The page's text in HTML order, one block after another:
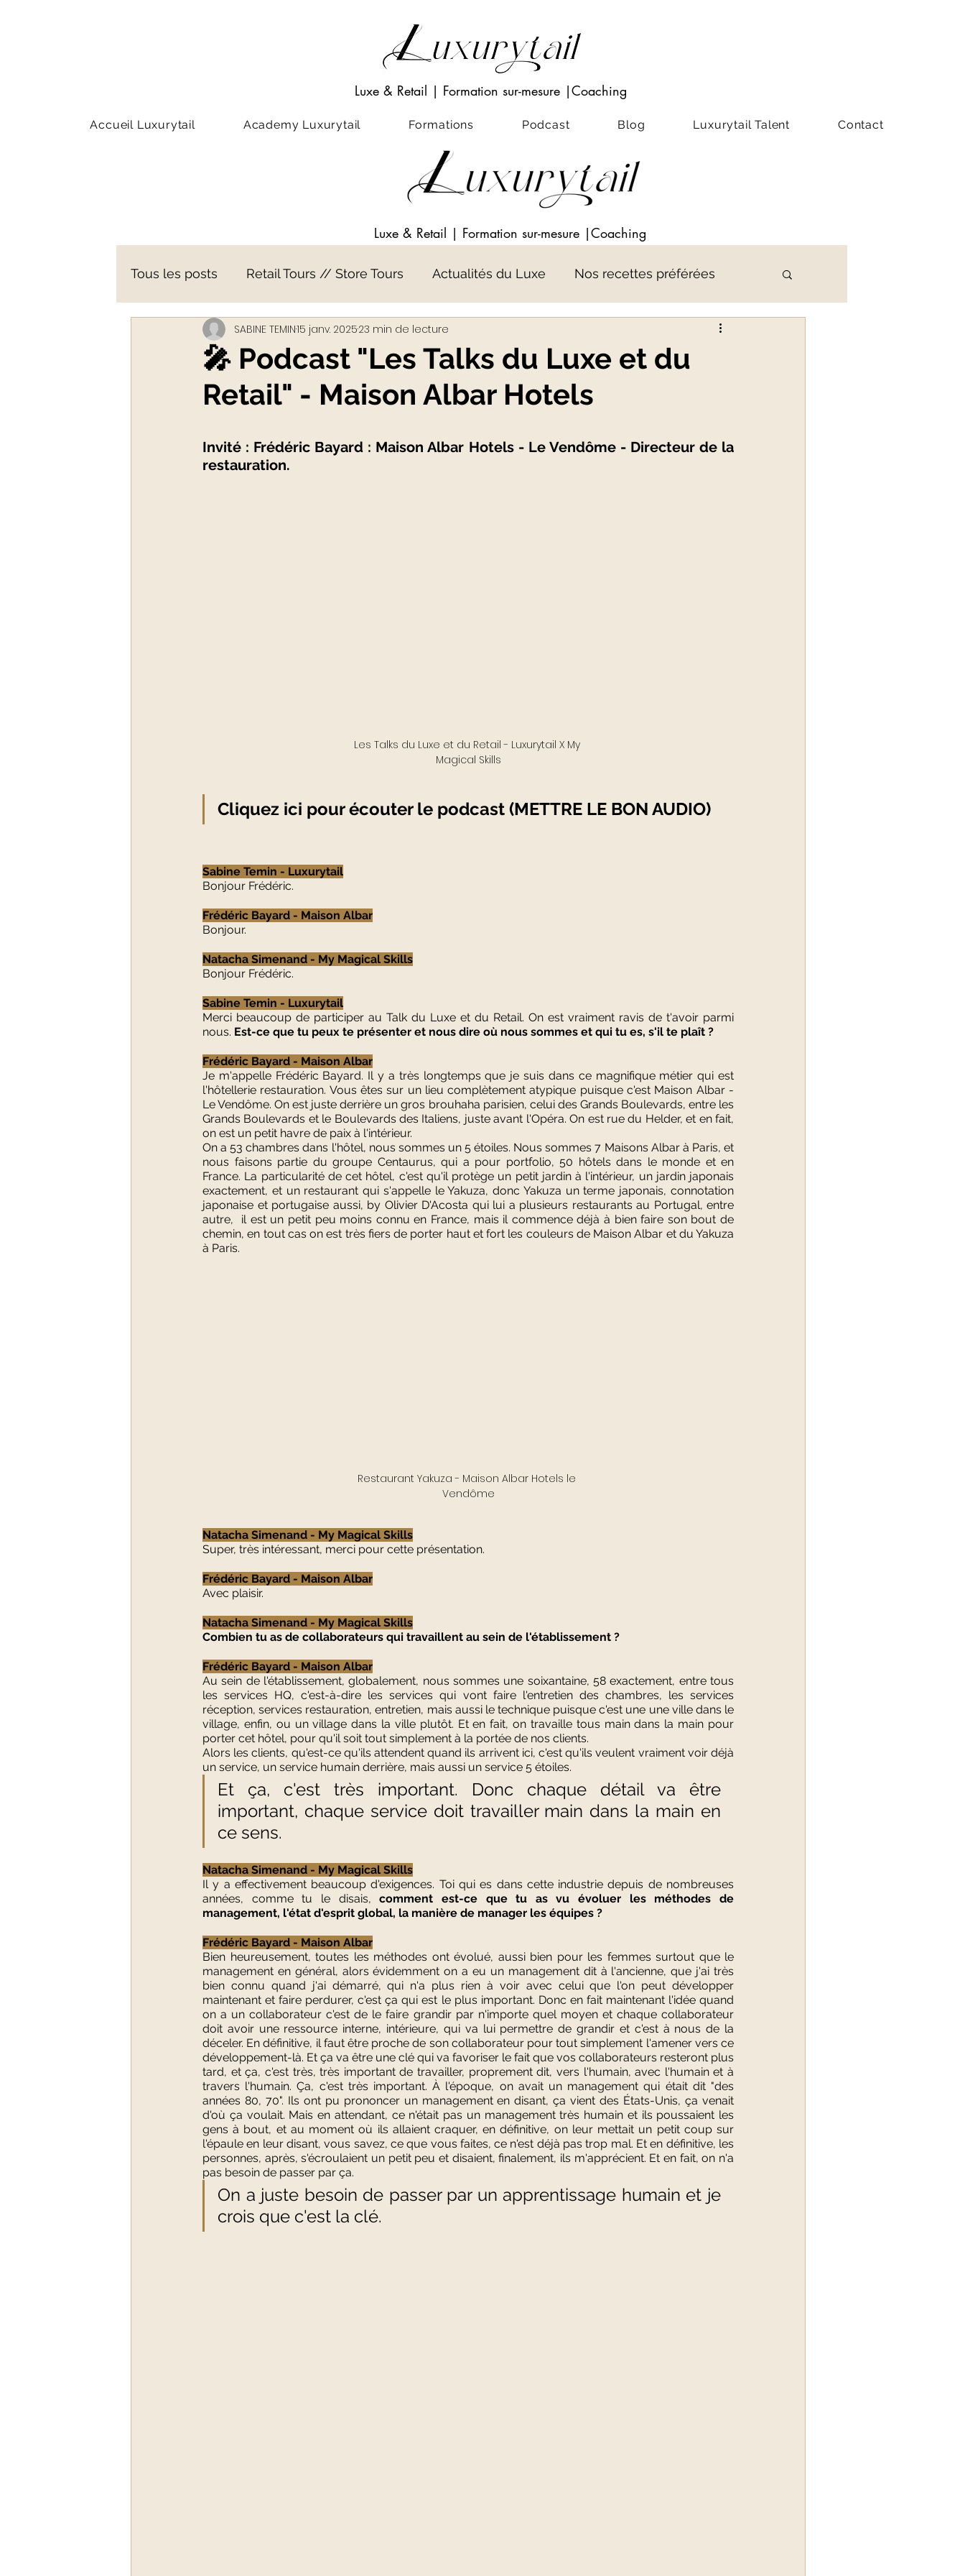
Luxe & Retail | Formation sur-mesure |Coaching
Accueil Luxurytail Academy Luxurytail Formations Podcast Blog Luxurytail Talent Contact
Luxe & Retail | Formation sur-mesure |Coaching
Tous les posts Retail Tours // Store Tours Actualités du Luxe Nos recettes préférées
Webinar - classe virtuelle Visio-conférences
ACADEMY LUXURYTAIL WEB3 Podcast Actualités du Luxe
🎤 Podcast "Les Talks du Luxe et du
Retail" - Maison Albar Hotels
SABINE TEMIN15 janv. 202523 min de lecture
Invité : Frédéric Bayard : Maison Albar Hotels - Le Vendôme - Directeur de la
restauration.
Les Talks du Luxe et du Retail - Luxurytail X My
Magical Skills
Cliquez ici pour écouter le podcast (METTRE LE BON AUDIO)
Sabine Temin - Luxurytail
Bonjour Frédéric.
Frédéric Bayard - Maison Albar
Bonjour.
Natacha Simenand - My Magical Skills
Bonjour Frédéric.
Sabine Temin - Luxurytail
Merci beaucoup de participer au Talk du Luxe et du Retail. On est vraiment ravis de t'avoir parmi
nous. Est-ce que tu peux te présenter et nous dire où nous sommes et qui tu es, s'il te plaît ?
Frédéric Bayard - Maison Albar
Je m'appelle Frédéric Bayard. Il y a très longtemps que je suis dans ce magnifique métier qui est
l'hôtellerie restauration. Vous êtes sur un lieu complètement atypique puisque c'est Maison Albar -
Le Vendôme. On est juste derrière un gros brouhaha parisien, celui des Grands Boulevards, entre les
Grands Boulevards et le Boulevards des Italiens, juste avant l'Opéra. On est rue du Helder, et en fait,
on est un petit havre de paix à l'intérieur.
On a 53 chambres dans l'hôtel, nous sommes un 5 étoiles. Nous sommes 7 Maisons Albar à Paris, et
nous faisons partie du groupe Centaurus, qui a pour portfolio, 50 hôtels dans le monde et en
France. La particularité de cet hôtel, c'est qu'il protège un petit jardin à l'intérieur, un jardin japonais
exactement, et un restaurant qui s'appelle le Yakuza, donc Yakuza un terme japonais, connotation
japonaise et portugaise aussi, by Olivier D'Acosta qui lui a plusieurs restaurants au Portugal, entre
autre,  il est un petit peu moins connu en France, mais il commence déjà à bien faire son bout de
chemin, en tout cas on est très fiers de porter haut et fort les couleurs de Maison Albar et du Yakuza
à Paris.
Restaurant Yakuza - Maison Albar Hotels le
Vendôme
Natacha Simenand - My Magical Skills
Super, très intéressant, merci pour cette présentation.
Frédéric Bayard - Maison Albar
Avec plaisir.
Natacha Simenand - My Magical Skills
Combien tu as de collaborateurs qui travaillent au sein de l'établissement ?
Frédéric Bayard - Maison Albar
Au sein de l'établissement, globalement, nous sommes une soixantaine, 58 exactement, entre tous
les services HQ, c'est-à-dire les services qui vont faire l'entretien des chambres, les services
réception, services restauration, entretien, mais aussi le technique puisque c'est une une ville dans le
village, enfin, ou un village dans la ville plutôt. Et en fait, on travaille tous main dans la main pour
porter cet hôtel, pour qu'il soit tout simplement à la portée de nos clients.
Alors les clients, qu'est-ce qu'ils attendent quand ils arrivent ici, c'est qu'ils veulent vraiment voir déjà
un service, un service humain derrière, mais aussi un service 5 étoiles.
Et ça, c'est très important. Donc chaque détail va être
important, chaque service doit travailler main dans la main en
ce sens.
Natacha Simenand - My Magical Skills
Il y a effectivement beaucoup d'exigences. Toi qui es dans cette industrie depuis de nombreuses
années, comme tu le disais, comment est-ce que tu as vu évoluer les méthodes de
management, l'état d'esprit global, la manière de manager les équipes ?
Frédéric Bayard - Maison Albar
Bien heureusement, toutes les méthodes ont évolué, aussi bien pour les femmes surtout que le
management en général, alors évidemment on a eu un management dit à l'ancienne, que j'ai très
bien connu quand j'ai démarré, qui n'a plus rien à voir avec celui que l'on peut développer
maintenant et faire perdurer, c'est ça qui est le plus important. Donc en fait maintenant l'idée quand
on a un collaborateur c'est de le faire grandir par n'importe quel moyen et chaque collaborateur
doit avoir une ressource interne, intérieure, qui va lui permettre de grandir et c'est à nous de la
déceler. En définitive, il faut être proche de son collaborateur pour tout simplement l'amener vers ce
développement-là. Et ça va être une clé qui va favoriser le fait que vos collaborateurs resteront plus
tard, et ça, c'est très, très important de travailler, proprement dit, vers l'humain, avec l'humain et à
travers l'humain. Ça, c'est très important. À l'époque, on avait un management qui était dit "des
années 80, 70". Ils ont pu prononcer un management en disant, ça vient des États-Unis, ça venait
d'où ça voulait. Mais en attendant, ce n'était pas un management très humain et ils poussaient les
gens à bout, et au moment où ils allaient craquer, en définitive, on leur mettait un petit coup sur
l'épaule en leur disant, vous savez, ce que vous faites, ce n'est déjà pas trop mal. Et en définitive, les
personnes, après, s'écroulaient un petit peu et disaient, finalement, ils m'apprécient. Et en fait, on n'a
pas besoin de passer par ça.
On a juste besoin de passer par un apprentissage humain et je
crois que c'est la clé.